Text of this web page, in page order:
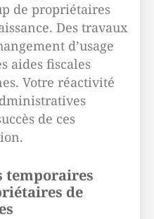
de propriétaires
Des travaux
d’usage
aides fiscales
Votre réactivité
de ces
temporaires
de